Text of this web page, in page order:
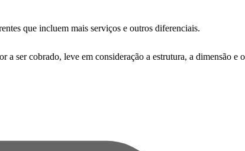
que incluem mais serviços e outros diferenciais.
ser cobrado, leve em consideração a estrutura, a dimensão e o